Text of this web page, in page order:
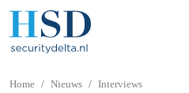
Home Nieuws
Interviews